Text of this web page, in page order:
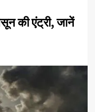
की एंट्री, जानें